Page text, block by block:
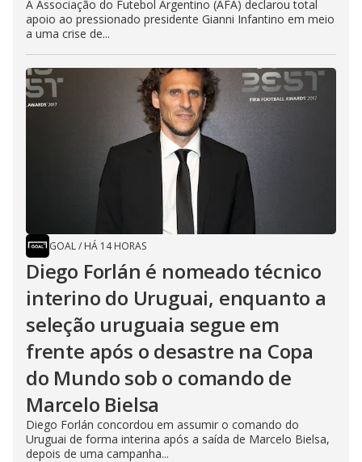
A Associação do Futebol Argentino (AFA) declarou total
apoio ao pressionado presidente Gianni Infantino em meio
a uma crise de...
GOAL/ HÁ 14 HORAS
Diego Forlán é nomeado técnico
interino do Uruguai, enquanto a
seleção uruguaia segue em
frente após o desastre na Copa
do Mundo sob o comando de
Marcelo Bielsa
Diego Forlán concordou em assumir o comando do
Uruguai de forma interina após a saída de Marcelo Bielsa,
depois de uma campanha...